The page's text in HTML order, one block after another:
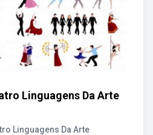
Linguagens Da Arte
Linguagens Da Arte